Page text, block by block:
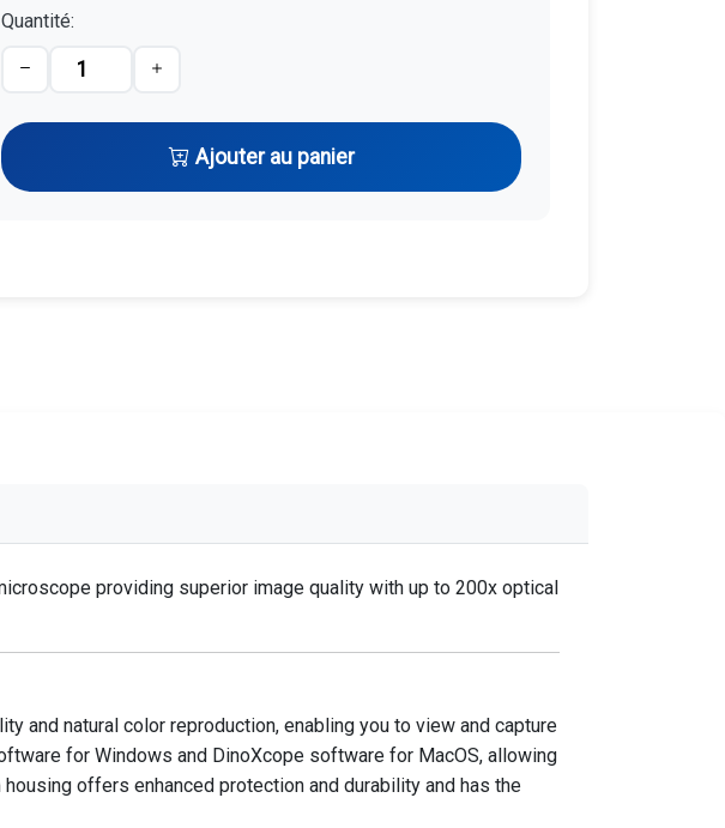
Quantité:
Ajouter au panier
providing superior image quality with up to 200x optical
and natural color reproduction, enabling you to view and capture
for Windows and DinoXcope software for MacOS, allowing
offers enhanced protection and durability and has the